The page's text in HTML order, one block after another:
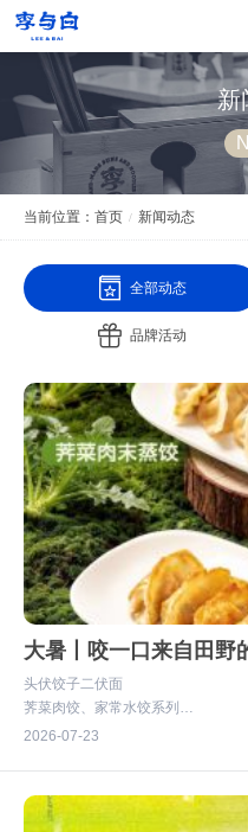
新
当前位置： 首页 / 新闻动态
全部动态
品牌活动
大暑丨咬一口来自田野
头伏饺子二伏面
荠菜肉饺、家常水饺系列
成都区域 清鲜上线
2026 07-23